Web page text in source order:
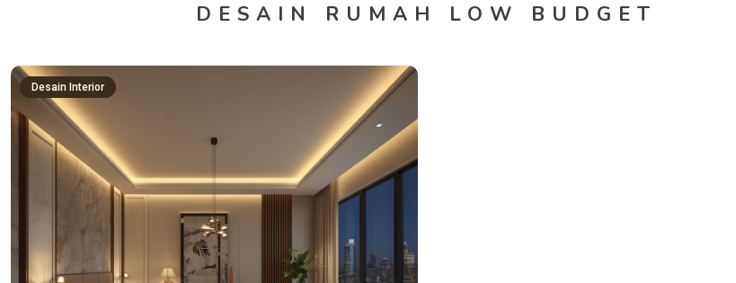
DESAIN RUMAH LOW BUDGET
Desain Interior